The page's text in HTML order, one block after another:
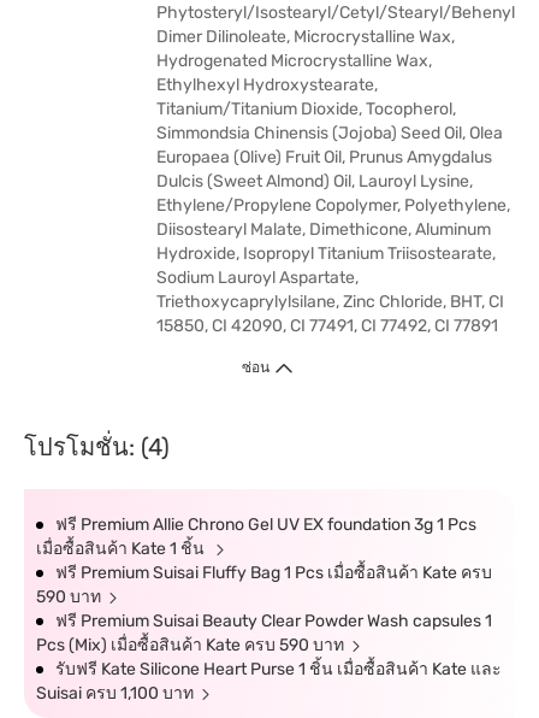
Phytosteryl/Isostearyl/Cetyl/Stearyl/Behenyl
Dimer Dilinoleate, Microcrystalline Wax,
Hydrogenated Microcrystalline Wax,
Ethylhexyl Hydroxystearate,
Titanium/Titanium Dioxide, Tocopherol,
Simmondsia Chinensis (Jojoba) Seed Oil, Olea
Europaea (Olive) Fruit Oil, Prunus Amygdalus
Dulcis (Sweet Almond) Oil, Lauroyl Lysine,
Ethylene/Propylene Copolymer, Polyethylene,
Diisostearyl Malate, Dimethicone, Aluminum
Hydroxide, Isopropyl Titanium Triisostearate,
Sodium Lauroyl Aspartate,
Triethoxycaprylylsilane, Zinc Chloride, BHT, CI
15850, CI 42090, CI 77491, CI 77492, CI 77891
ซ่อน
โปรโมชั่น: (4)
ฟรี Premium Allie Chrono Gel UV EX foundation 3g 1 Pcs
เมื่อซื้อสินค้า Kate 1 ชิ้น
ฟรี Premium Suisai Fluffy Bag 1 Pcs เมื่อซื้อสินค้า Kate ครบ
590 บาท
ฟรี Premium Suisai Beauty Clear Powder Wash capsules 1
Pcs (Mix) เมื่อซื้อสินค้า Kate ครบ 590 บาท
รับฟรี Kate Silicone Heart Purse 1 ชิ้น เมื่อซื้อสินค้า Kate และ
Suisai ครบ 1,100 บาท